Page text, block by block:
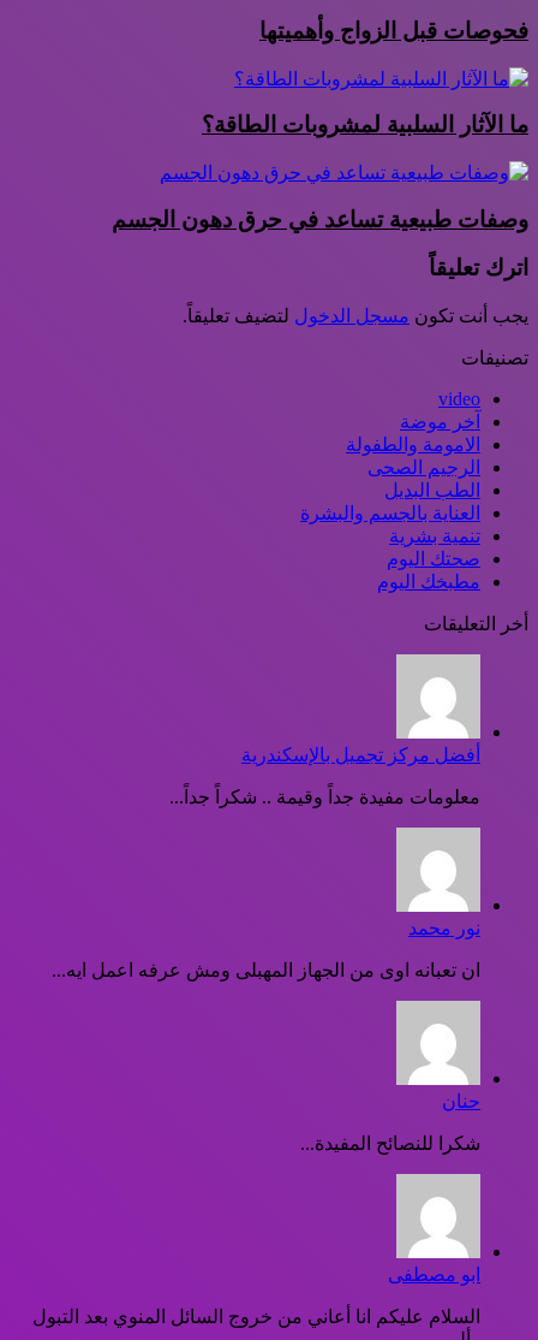
فحوصات قبل الزواج وأهميتها
ما الآثار السلبية لمشروبات الطاقة؟
وصفات طبيعية تساعد في حرق دهون الجسم
اترك تعليقاً
يجب أنت تكون مسجل الدخول لتضيف تعليقاً.
تصنيفات
video
آخر موضة
الامومة والطفولة
الرجيم الصحى
الطب البديل
العناية بالجسم والبشرة
تنمية بشرية
صحتك اليوم
مطبخك اليوم
أخر التعليقات
أفضل مركز تجميل بالإسكندرية
معلومات مفيدة جداً وقيمة .. شكراً جداً...
نور محمد
ان تعبانه اوى من الجهاز المهبلى ومش عرفه اعمل ايه...
حنان
شكرا للنصائح المفيدة...
ابو مصطفى
السلام عليكم انا أعاني من خروج السائل المنوي بعد التبول